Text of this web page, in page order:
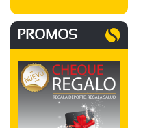
PROMOS